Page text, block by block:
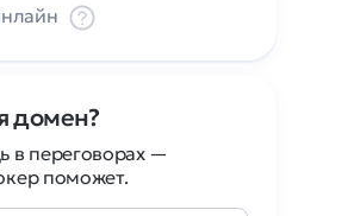
домен?
в переговорах —
поможет.